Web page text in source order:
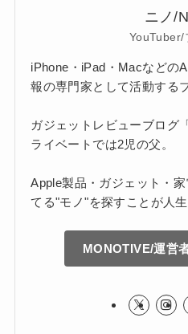
ニノ/
YouTuber/
iPhone・iPad・Macなどの
報の専門家として活動する
ガジェットレビューブログ
ライベートでは2児の父。
Apple製品・ガジェット・
てる"モノ"を探すことが人生
MONOTIVE/運営